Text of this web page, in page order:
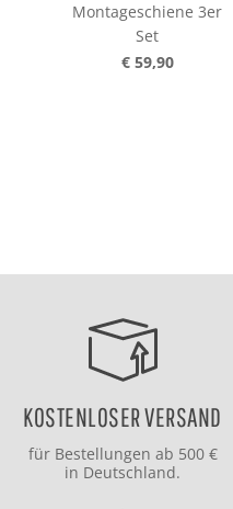
Montageschiene 3er
Set
€ 59,90
KOSTENLOSER VERSAND
für Bestellungen ab 500 €
in Deutschland.